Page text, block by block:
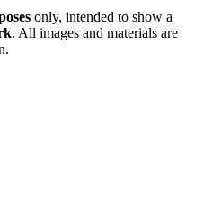
only, intended to show a
. All images and materials are